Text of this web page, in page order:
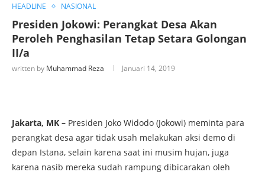
HEADLINE NASIONAL
Presiden Jokowi: Perangkat Desa Akan
Peroleh Penghasilan Tetap Setara Golongan
II/a
written by Muhammad Reza Januari 14, 2019
Jakarta, MK – Presiden Joko Widodo (Jokowi) meminta para
perangkat desa agar tidak usah melakukan aksi demo di
depan Istana, selain karena saat ini musim hujan, juga
karena nasib mereka sudah rampung dibicarakan oleh